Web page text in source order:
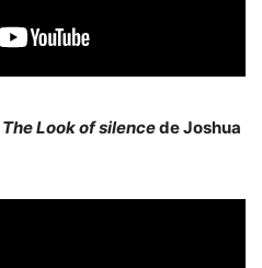
The Look of silencede Joshua